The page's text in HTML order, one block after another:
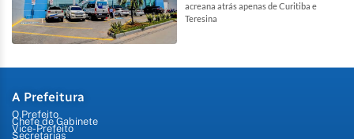
acreana atrás apenas de Curitiba e
Teresina
A Prefeitura
O Prefeito
Chefe de Gabinete
Vice-Prefeito
Secretarias